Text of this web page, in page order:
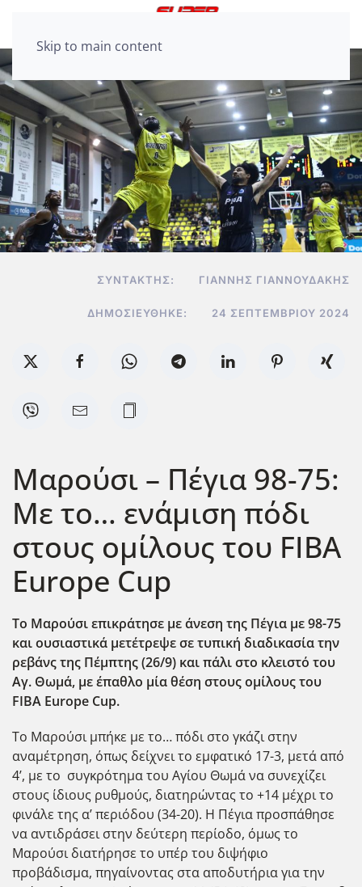
Skip to main content
ΣΥΝΤΆΚΤΗΣ: ΓΙΆΝΝΗΣ ΓΙΑΝΝΟΥΔΆΚΗΣ
ΔΗΜΟΣΙΕΎΘΗΚΕ: 24 ΣΕΠΤΕΜΒΡΊΟΥ 2024
Μαρούσι – Πέγια 98-75:
Με το… ενάμιση πόδι
στους ομίλους του FIBA
Europe Cup
Το Μαρούσι επικράτησε με άνεση της Πέγια με 98-75
και ουσιαστικά μετέτρεψε σε τυπική διαδικασία την
ρεβάνς της Πέμπτης (26/9) και πάλι στο κλειστό του
Αγ. Θωμά, με έπαθλο μία θέση στους ομίλους του
FIBA Europe Cup.
Το Μαρούσι μπήκε με το… πόδι στο γκάζι στην
αναμέτρηση, όπως δείχνει το εμφατικό 17-3, μετά από
4’, με το συγκρότημα του Αγίου Θωμά να συνεχίζει
στους ίδιους ρυθμούς, διατηρώντας το +14 μέχρι το
φινάλε της α’ περιόδου (34-20). Η Πέγια προσπάθησε
να αντιδράσει στην δεύτερη περίοδο, όμως το
Μαρούσι διατήρησε το υπέρ του διψήφιο
προβάδισμα, πηγαίνοντας στα αποδυτήρια για την